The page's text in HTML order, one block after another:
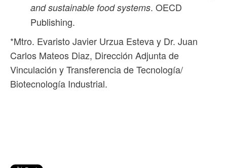
and sustainable food systems. OECD
Publishing.
*Mtro. Evaristo Javier Urzua Esteva y Dr. Juan
Carlos Mateos Diaz, Dirección Adjunta de
Vinculación y Transferencia de Tecnología/
Biotecnología Industrial.